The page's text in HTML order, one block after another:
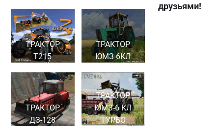
ТРАКТОР
T215
ТРАКТОР
ЮМЗ-6КЛ
ТРАКТОР
ДЗ-128
ТРАКТОР
ЮМЗ-6 КЛ
ТУРБО
друзьями!